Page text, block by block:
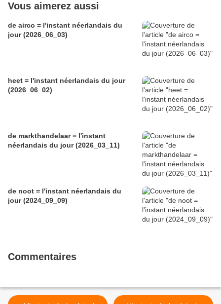
Vous aimerez aussi
de airco = l'instant néerlandais du
jour (2026_06_03)
heet = l'instant néerlandais du jour
(2026_06_02)
de markthandelaar = l'instant
néerlandais du jour (2026_03_11)
de noot = l'instant néerlandais du
jour (2024_09_09)
Commentaires